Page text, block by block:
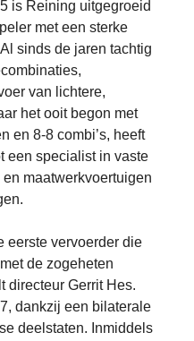
is Reining uitgegroeid
met een sterke
sinds de jaren tachtig
van lichtere,
het ooit begon met
en 8-8 combi’s, heeft
een specialist in vaste
maatwerkvoertuigen
eerste vervoerder die
de zogeheten
directeur Gerrit Hes.
dankzij een bilaterale
deelstaten. Inmiddels